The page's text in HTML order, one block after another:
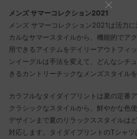
メンズ サマーコレクション2021
メンズ サマーコレクション2021は活力
カルなサマースタイルから、機能的でア
用できるアイテムをデイリーアウトフィ
ンイーグルは手法を変えて、どんなシチ
きるカントリーチックなメンズスタイルを
カラフルなタイダイプリントは夏の定番
クラシックなスタイルから、鮮やかな色
デザインまで夏のリラックススタイルは
対応します。タイダイプリントのTシャ